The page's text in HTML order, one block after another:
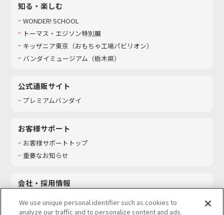
知る・楽しむ
WONDER! SCHOOL
トーマス・エジソン特別展
キッザニア東京（おもちゃ工場パビリオン）​
バンダイミュージアム（栃木県）
公式通販サイト
プレミアムバンダイ
お客様サポート
お客様サポートトップ
重要なお知らせ
会社・採用情報
採用情報
We use unique personal identifier such as cookies to
analyze our traffic and to personalize content and ads.